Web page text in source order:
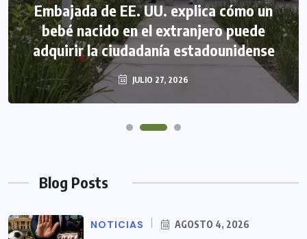
Embajada de EE. UU. explica cómo un
bebé nacido en el extranjero puede
adquirir la ciudadanía estadounidense
JULIO 27, 2026
Blog Posts
NOTICIAS AGOSTO 4, 2026